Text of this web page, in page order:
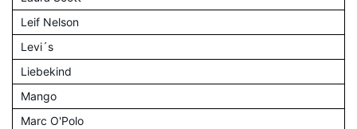
Leif Nelson
Levi´s
Liebekind
Mango
Marc O'Polo